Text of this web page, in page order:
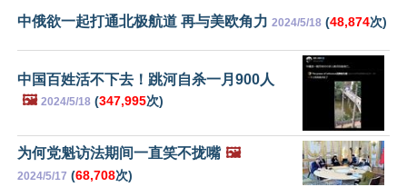
中俄欲一起打通北极航道 再与美欧角力 2024/5/18 (48,874次)
中国百姓活不下去！跳河自杀一月900人
🖼️ 2024/5/18 (347,995次)
为何党魁访法期间一直笑不拢嘴 🖼️
2024/5/17 (68,708次)